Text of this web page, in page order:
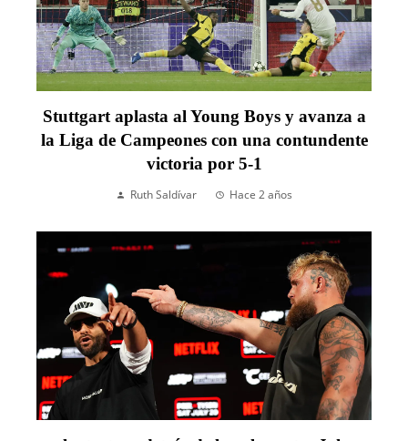
Stuttgart aplasta al Young Boys y avanza a
la Liga de Campeones con una contundente
victoria por 5-1
Ruth Saldívar Hace 2 años